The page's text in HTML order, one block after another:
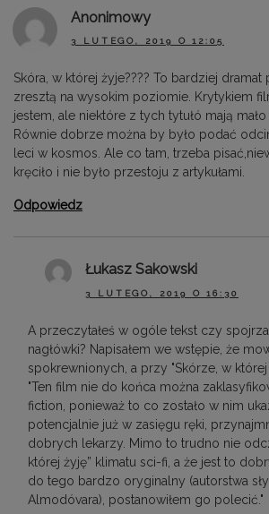
Anonimowy
3 LUTEGO, 2019 O 12:05
Skóra, w której żyje???? To bardziej
zresztą na wysokim poziomie. Krytykiem
jestem, ale niektóre z tych tytułó mają
Równie dobrze można by było podać
leci w kosmos. Ale co tam, trzeba
kręciło i nie było przestoju z artykułami.
Odpowiedz
Łukasz Sakowski
3 LUTEGO, 2019 O 16:30
A przeczytałeś w ogóle tekst czy
nagłówki? Napisałem we wstępie, że
spokrewnionych, a przy "Skórze, w której
"Ten film nie do końca można
fiction, ponieważ to co zostało w nim
potencjalnie już w zasięgu ręki,
dobrych lekarzy. Mimo to trudno nie
której żyję” klimatu sci-fi, a że jest to
do tego bardzo oryginalny (autorstwa
Almodóvara), postanowiłem go polecić."